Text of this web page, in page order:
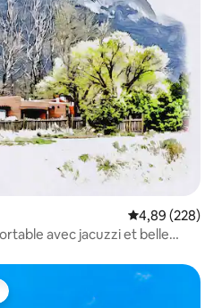
Évaluation
4,89 (228)
avec jacuzzi et belle